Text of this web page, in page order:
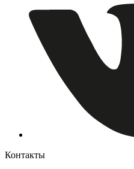
Контакты